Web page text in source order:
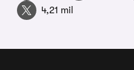
4,21 mil